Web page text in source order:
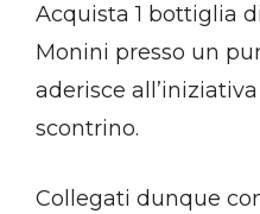
Acquista 1 bottiglia
Monini presso un
aderisce
scontrino.
Collegati dunque